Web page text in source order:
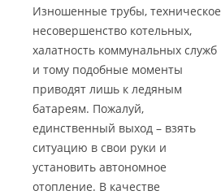
Изношенные трубы, техническое
несовершенство котельных,
халатность коммунальных служб
и тому подобные моменты
приводят лишь к ледяным
батареям. Пожалуй,
единственный выход – взять
ситуацию в свои руки и
установить автономное
отопление. В качестве